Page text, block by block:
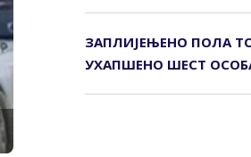
ЗАПЛИЈЕЊЕНО ПОЛА
УХАПШЕНО ШЕСТ